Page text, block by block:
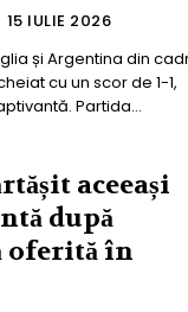
15 IULIE 2026
și Argentina din
cu un scor de 1-1,
Partida...
aceeași
după
oferită în